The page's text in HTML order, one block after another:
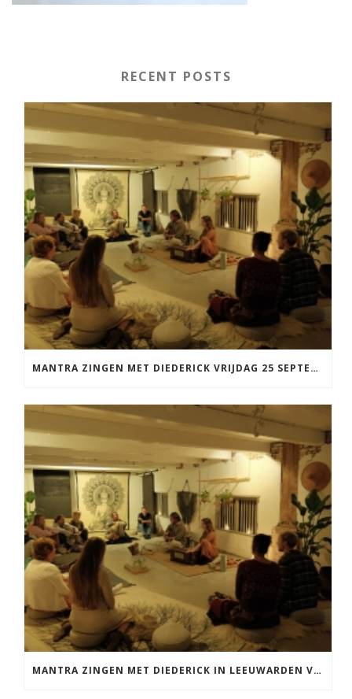
RECENT POSTS
MANTRA ZINGEN MET DIEDERICK VRIJDAG 25 SEPTEMBER EN 20 NOVEMBER
MANTRA ZINGEN MET DIEDERICK IN LEEUWARDEN VRIJDAG 12 JUNI KIRTAN